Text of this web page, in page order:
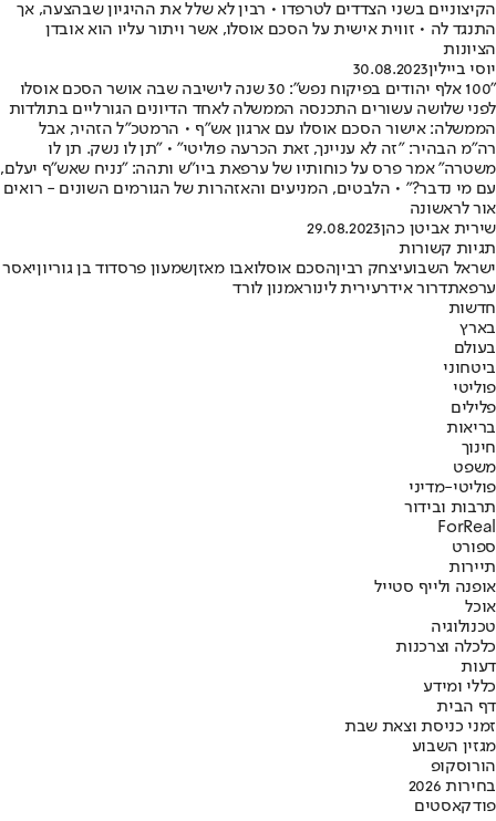
הקיצוניים בשני הצדדים לטרפדו • רבין לא שלל את ההיגיון שבהצעה, אך
התנגד לה • זווית אישית על הסכם אוסלו, אשר ויתור עליו הוא אובדן
הציונות
יוסי ביילין30.08.2023
"100 אלף יהודים בפיקוח נפש": 30 שנה לישיבה שבה אושר הסכם אוסלו
לפני שלושה עשורים התכנסה הממשלה לאחד הדיונים הגורליים בתולדות
הממשלה: אישור הסכם אוסלו עם ארגון אש"ף • הרמטכ"ל הזהיר, אבל
רה"מ הבהיר: "זה לא עניינך, זאת הכרעה פוליטי" • "תן לו נשק. תן לו
משטרה" אמר פרס על כוחותיו של ערפאת ביו"ש ותהה: "נניח שאש"ף יעלם,
עם מי נדבר?" • הלבטים, המניעים והאזהרות של הגורמים השונים - רואים
אור לראשונה
שירית אביטן כהן29.08.2023
תגיות קשורות
ישראל השבועיצחק רביןהסכם אוסלואבו מאזןשמעון פרסדוד בן גוריוןיאסר
ערפאתדרור אידרעירית לינוראמנון לורד
חדשות
בארץ
בעולם
ביטחוני
פוליטי
פלילים
בריאות
חינוך
משפט
פוליטי-מדיני
תרבות ובידור
ForReal
ספורט
תיירות
אופנה ולייף סטייל
אוכל
טכנולוגיה
כלכלה וצרכנות
דעות
כללי ומידע
דף הבית
זמני כניסת וצאת שבת
מגזין השבוע
הורוסקופ
בחירות 2026
פודקאסטים